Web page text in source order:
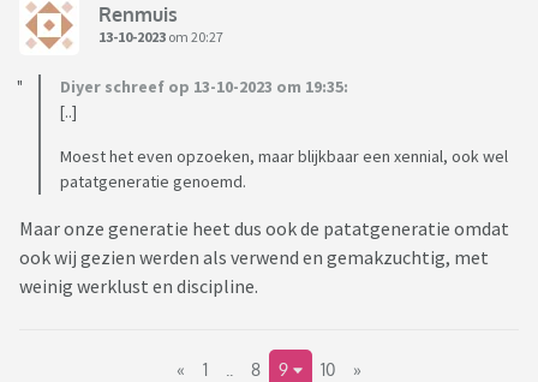
Renmuis
13-10-2023 om 20:27
Diyer schreef op 13-10-2023 om 19:35:
[..]
Moest het even opzoeken, maar blijkbaar een xennial, ook wel
patatgeneratie genoemd.
Maar onze generatie heet dus ook de patatgeneratie omdat
ook wij gezien werden als verwend en gemakzuchtig, met
weinig werklust en discipline.
« 1 8 9 10 »